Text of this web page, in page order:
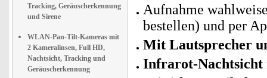
Tracking, Geräuscherkennung
und Sirene
WLAN-Pan-Tilt-Kameras mit
2 Kameralinsen, Full HD,
Nachtsicht, Tracking und
Geräuscherkennung
Aufnahme
bestellen) und per
Mit Lautsprecher
Infrarot-Nachtsicht